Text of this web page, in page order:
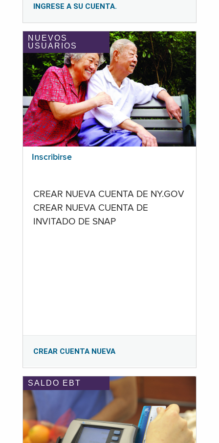
INGRESE A SU CUENTA.
NUEVOS
USUARIOS
Inscribirse
CREAR NUEVA CUENTA DE NY.GOV
CREAR NUEVA CUENTA DE
INVITADO DE SNAP
CREAR CUENTA NUEVA
SALDO EBT